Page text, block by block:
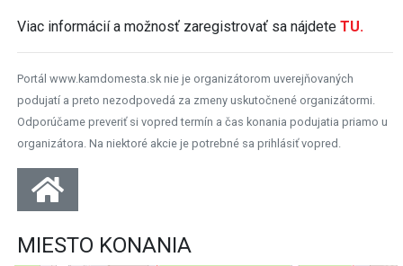
Viac informácií a možnosť zaregistrovať sa nájdete TU.
Portál www.kamdomesta.sk nie je organizátorom uverejňovaných
podujatí a preto nezodpovedá za zmeny uskutočnené organizátormi.
Odporúčame preveriť si vopred termín a čas konania podujatia priamo u
organizátora. Na niektoré akcie je potrebné sa prihlásiť vopred.
MIESTO KONANIA